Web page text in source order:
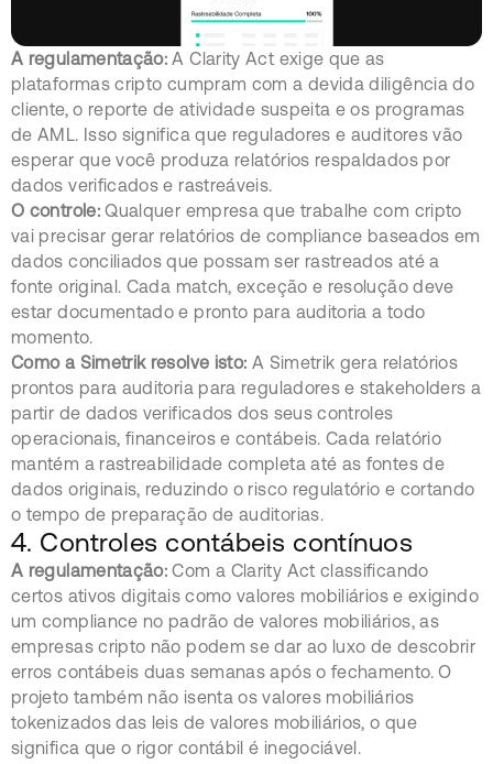
A regulamentação: A Clarity Act exige que as
plataformas cripto cumpram com a devida diligência do
cliente, o reporte de atividade suspeita e os programas
de AML. Isso significa que reguladores e auditores vão
esperar que você produza relatórios respaldados por
dados verificados e rastreáveis.
O controle:Qualquer empresa que trabalhe com cripto
vai precisar gerar relatórios de compliance baseados em
dados conciliados que possam ser rastreados até a
fonte original. Cada match, exceção e resolução deve
estar documentado e pronto para auditoria a todo
momento.
Como a Simetrik resolve isto: A Simetrik gera relatórios
prontos para auditoria para reguladores e stakeholders a
partir de dados verificados dos seus controles
operacionais, financeiros e contábeis. Cada relatório
mantém a rastreabilidade completa até as fontes de
dados originais, reduzindo o risco regulatório e cortando
o tempo de preparação de auditorias.
4. Controles contábeis contínuos
A regulamentação: Com a Clarity Act classificando
certos ativos digitais como valores mobiliários e exigindo
um compliance no padrão de valores mobiliários, as
empresas cripto não podem se dar ao luxo de descobrir
erros contábeis duas semanas após o fechamento. O
projeto também não isenta os valores mobiliários
tokenizados das leis de valores mobiliários, o que
significa que o rigor contábil é inegociável.